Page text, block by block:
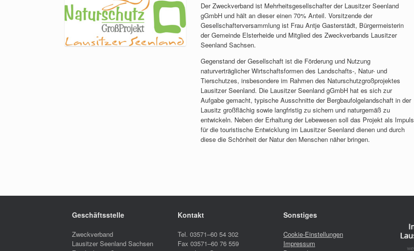
Der Zweckverband ist Mehrheitsgesellschafter der Lausitzer Seenland
gGmbH und hält an dieser einen 70% Anteil. Vorsitzende der
Gesellschafterversammlung ist Frau Antje Gasterstädt, Bürgermeisterin
der Gemeinde Elsterheide und Mitglied des Zweckverbands Lausitzer
Seenland Sachsen.
Gegenstand der Gesellschaft ist die Förderung und Nutzung
naturverträglicher Wirtschaftsformen des Landschafts-, Natur- und
Tierschutzes, insbesondere im Rahmen des Naturschutzgroßprojektes
Lausitzer Seenland. Die Lausitzer Seenland gGmbH hat es sich zur
Aufgabe gemacht, typische Ausschnitte der Bergbaufolgelandschaft in der
Lausitz großflächig sowie langfristig zu sichern und naturgemäß zu
entwickeln. Neben der Erhaltung der Lebewesen soll das Projekt als Impuls
für die touristische Entwicklung im Lausitzer Seenland dienen und durch
diese die Schönheit der Natur den Menschen näher bringen.
Geschäftsstelle
Zweckverband
Lausitzer Seenland Sachsen
Kontakt
Tel. 03571–60 54 302
Fax 03571–60 76 559
Sonstiges
Cookie-Einstellungen
Impressum